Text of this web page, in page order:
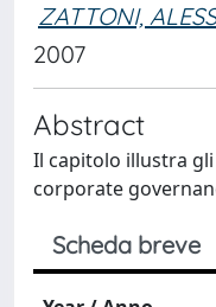
ZATTONI,
2007
Abstract
Il capitolo illustra
corporate
Scheda breve